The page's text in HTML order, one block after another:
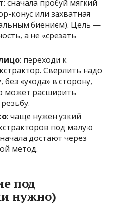
: сначала пробуй мягкий
конус или захватная
биением). Цель —
а не «срезать
: переходи к
Сверлить надо
без «ухода» в сторону,
может расширить
: чаще нужен узкий
под малую
достают через
метод.
под
нужно)